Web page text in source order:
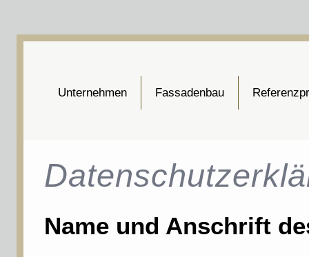
Unternehmen Fassadenbau
Name und Anschrift